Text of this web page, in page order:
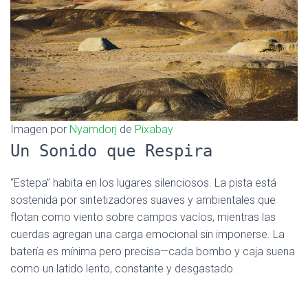
Imagen por Nyamdorj de Pixabay
Un Sonido que Respira
“Estepa” habita en los lugares silenciosos. La pista está
sostenida por sintetizadores suaves y ambientales que
flotan como viento sobre campos vacíos, mientras las
cuerdas agregan una carga emocional sin imponerse. La
batería es mínima pero precisa—cada bombo y caja suena
como un latido lento, constante y desgastado.